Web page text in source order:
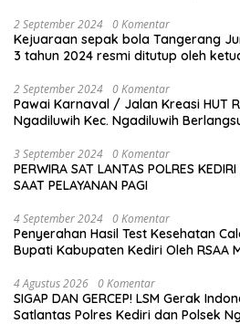
2 September 2024 0 Komentar
Kejuaraan sepak bola Tangerang
3 tahun 2024 resmi ditutup oleh ketua KONI Kabupaten
2 September 2024 0 Komentar
Pawai Karnaval / Jalan Kreasi HUT
Ngadiluwih Kec. Ngadiluwih
3 September 2024 0 Komentar
PERWIRA SAT LANTAS POLRES
SAAT PELAYANAN PAGI
4 September 2024 0 Komentar
Penyerahan Hasil Test Kesehatan
Bupati Kabupaten Kediri Oleh RSAA Malang
4 Agustus 2026 0 Komentar
SIGAP DAN GERCEP! LSM Gerak
Satlantas Polres Kediri dan Polsek